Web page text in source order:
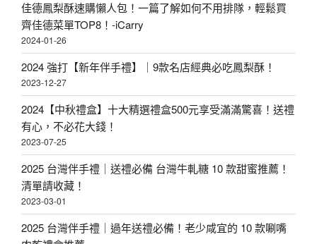
佳德鳳梨酥速購懶人包！一篇了解如何不用排隊，輕鬆買
齊佳德菜單TOP8！-iCarry
2024-01-26
2024 強打【新年伴手禮】｜9款名店經典必吃鳳梨酥！
2023-12-27
2024【中秋禮盒】十大精選禮盒500元享受滿滿驚喜！送禮
有心，不必花大錢！
2023-07-25
2025 台灣伴手禮｜送禮必備 台灣牛軋糖 10 款甜蜜推薦！
清單請收藏！
2023-03-01
2025 台灣伴手禮｜過年送禮必備！老少咸宜的 10 款唰嘴